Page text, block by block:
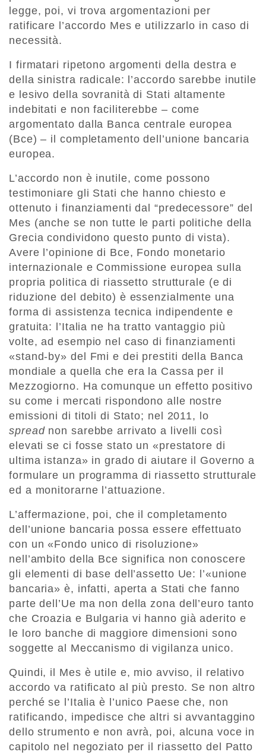
legge, poi, vi trova argomentazioni per
ratificare l’accordo Mes e utilizzarlo in caso di
necessità.
I firmatari ripetono argomenti della destra e
della sinistra radicale: l’accordo sarebbe inutile
e lesivo della sovranità di Stati altamente
indebitati e non faciliterebbe – come
argomentato dalla Banca centrale europea
(Bce) – il completamento dell’unione bancaria
europea.
L’accordo non è inutile, come possono
testimoniare gli Stati che hanno chiesto e
ottenuto i finanziamenti dal “predecessore” del
Mes (anche se non tutte le parti politiche della
Grecia condividono questo punto di vista).
Avere l’opinione di Bce, Fondo monetario
internazionale e Commissione europea sulla
propria politica di riassetto strutturale (e di
riduzione del debito) è essenzialmente una
forma di assistenza tecnica indipendente e
gratuita: l’Italia ne ha tratto vantaggio più
volte, ad esempio nel caso di finanziamenti
«stand-by» del Fmi e dei prestiti della Banca
mondiale a quella che era la Cassa per il
Mezzogiorno. Ha comunque un effetto positivo
su come i mercati rispondono alle nostre
emissioni di titoli di Stato; nel 2011, lo
spread non sarebbe arrivato a livelli così
elevati se ci fosse stato un «prestatore di
ultima istanza» in grado di aiutare il Governo a
formulare un programma di riassetto strutturale
ed a monitorarne l’attuazione.
L’affermazione, poi, che il completamento
dell’unione bancaria possa essere effettuato
con un «Fondo unico di risoluzione»
nell’ambito della Bce significa non conoscere
gli elementi di base dell’assetto Ue: l’«unione
bancaria» è, infatti, aperta a Stati che fanno
parte dell’Ue ma non della zona dell’euro tanto
che Croazia e Bulgaria vi hanno già aderito e
le loro banche di maggiore dimensioni sono
soggette al Meccanismo di vigilanza unico.
Quindi, il Mes è utile e, mio avviso, il relativo
accordo va ratificato al più presto. Se non altro
perché se l’Italia è l’unico Paese che, non
ratificando, impedisce che altri si avvantaggino
dello strumento e non avrà, poi, alcuna voce in
capitolo nel negoziato per il riassetto del Patto